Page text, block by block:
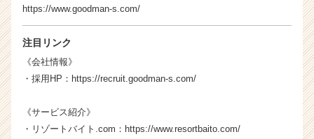
https://www.goodman-s.com/
注目リンク
《会社情報》
・採用HP： https://recruit.goodman-s.com/
《サービス紹介》
・リゾートバイト.com： https://www.resortbaito.com/